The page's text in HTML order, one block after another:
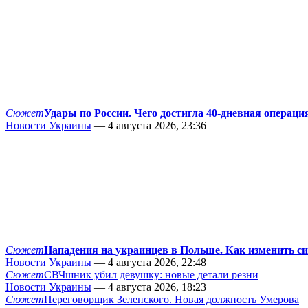
СюжетУдары по России. Чего достигла 40-дневная
Новости Украины — 4 августа 2026, 23:36
СюжетНападения на украинцев в Польше. Как изменить
Новости Украины — 4 августа 2026, 22:48
СюжетСВЧшник убил девушку: новые детали резни
Новости Украины — 4 августа 2026, 18:23
СюжетПереговорщик Зеленского. Новая должность Умерова